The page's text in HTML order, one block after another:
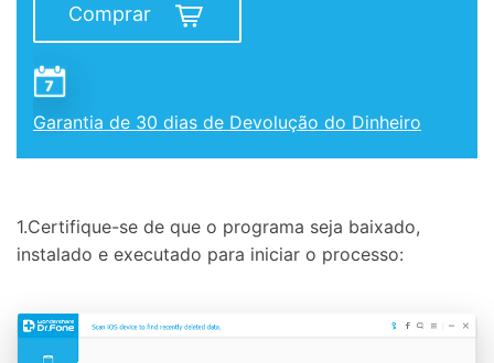
Comprar
Garantia de 30 dias de Devolução do Dinheiro
1.Certifique-se de que o programa seja baixado,
instalado e executado para iniciar o processo: